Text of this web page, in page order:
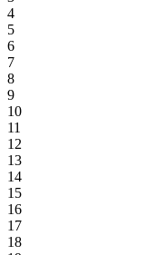
4
5
6
7
8
9
10
11
12
13
14
15
16
17
18